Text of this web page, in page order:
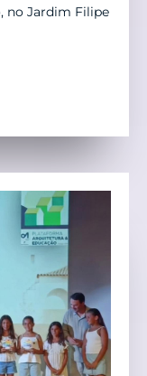
no Jardim Filipe